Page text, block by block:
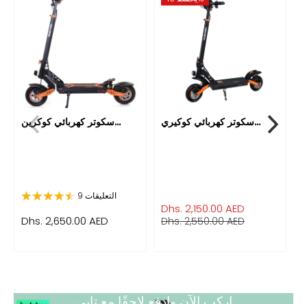
سكوتر كهربائي كوكرين...
9 التعليقات
Dhs. 2,650.00 AED
سكوتر كهربائي كوكيري...
Dhs. 2,150.00 AED
Dhs. 2,550.00 AED